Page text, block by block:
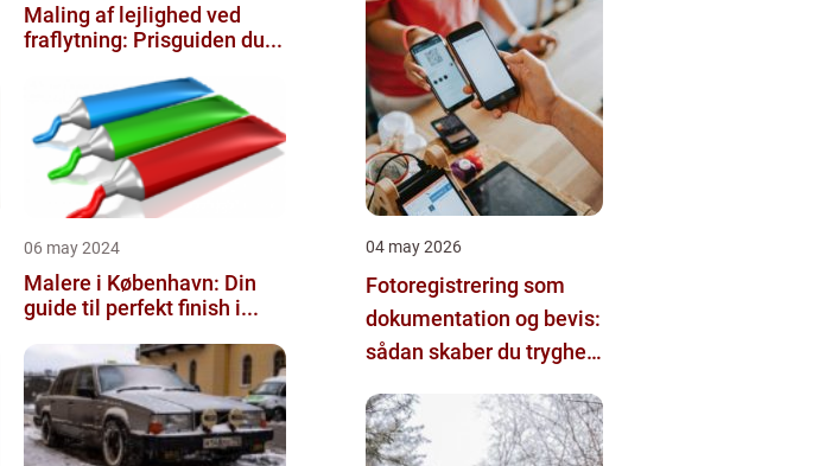
Maling af lejlighed ved
fraflytning: Prisguiden du...
06 may 2024
Malere i København: Din
guide til perfekt finish i...
04 may 2026
Fotoregistrering som
dokumentation og bevis:
sådan skaber du tryghed